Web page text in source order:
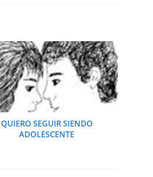
QUIERO SEGUIR SIENDO
ADOLESCENTE